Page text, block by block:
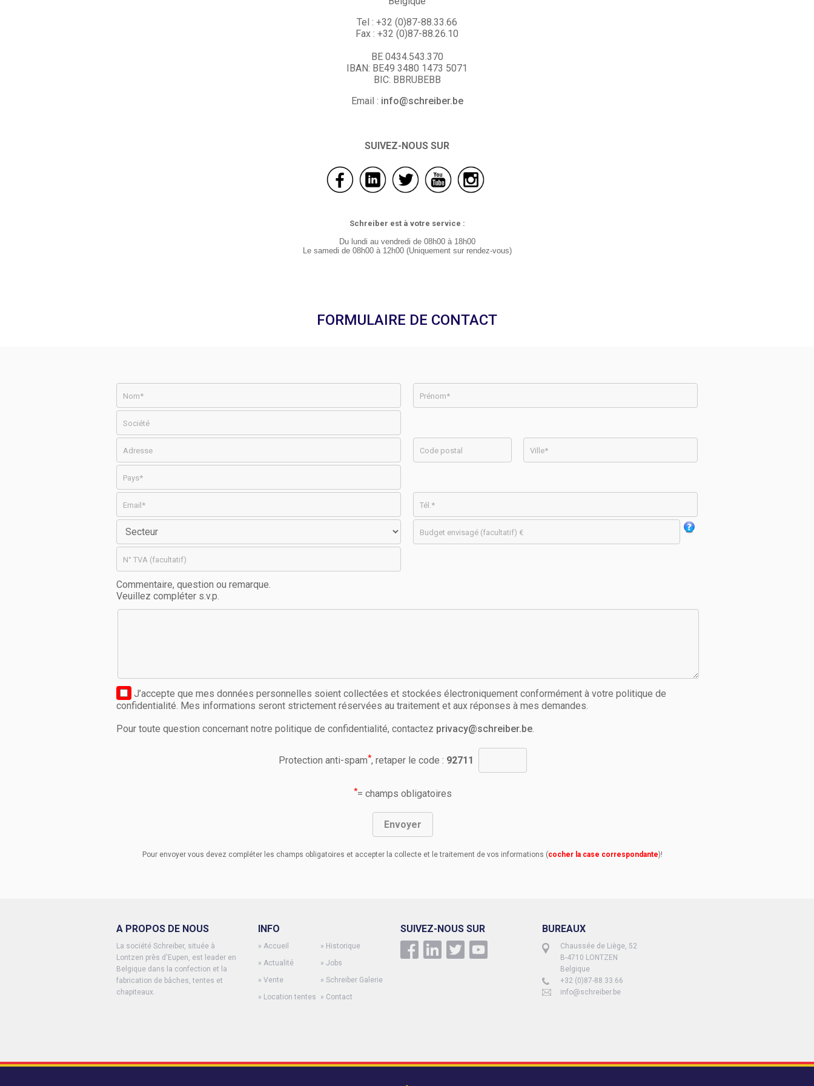
Tel : +32 (0)87-88.33.66
Fax : +32 (0)87-88.26.10
BE 0434.543.370
IBAN: BE49 3480 1473 5071
BIC: BBRUBEBB
Email : info@schreiber.be
SUIVEZ-NOUS SUR
Schreiber est à votre service :
Du lundi au vendredi de 08h00 à 18h00
Le samedi de 08h00 à 12h00 (Uniquement sur rendez-vous)
FORMULAIRE DE CONTACT
Commentaire, question ou remarque.
Veuillez compléter s.v.p.
J’accepte que mes données personnelles soient collectées et stockées électroniquement conformément à votre politique de
confidentialité. Mes informations seront strictement réservées au traitement et aux réponses à mes demandes.
Pour toute question concernant notre politique de confidentialité, contactez privacy@schreiber.be.
Protection anti-spam*, retaper le code : 92711
*= champs obligatoires
Pour envoyer vous devez compléter les champs obligatoires et accepter la collecte et le traitement de vos informations (cocher la case correspondante)!
A PROPOS DE NOUS
La société Schreiber, située à
Lontzen près d'Eupen, est leader en
Belgique dans la confection et la
fabrication de bâches, tentes et
chapiteaux.
INFO
» Accueil
» Actualité
»Vente
» Location tentes
» Historique
»Jobs
»Schreiber Galerie
» Contact
SUIVEZ-NOUS SUR BUREAUX
Chaussée de Liège, 52
B-4710 LONTZEN
Belgique
+32 (0)87-88.33.66
info@schreiber.be